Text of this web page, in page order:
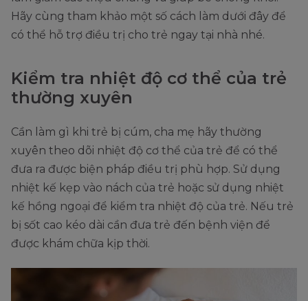
Hãy cùng tham khảo một số cách làm dưới đây để
có thể hỗ trợ điều trị cho trẻ ngay tại nhà nhé.
Kiểm tra nhiệt độ cơ thể của trẻ
thường xuyên
Cần làm gì khi trẻ bị cúm, cha mẹ hãy thường
xuyên theo dõi nhiệt độ cơ thể của trẻ để có thể
đưa ra được biện pháp điều trị phù hợp. Sử dụng
nhiệt kế kẹp vào nách của trẻ hoặc sử dụng nhiệt
kế hồng ngoại để kiểm tra nhiệt độ của trẻ. Nếu trẻ
bị sốt cao kéo dài cần đưa trẻ đến bệnh viện để
được khám chữa kịp thời.